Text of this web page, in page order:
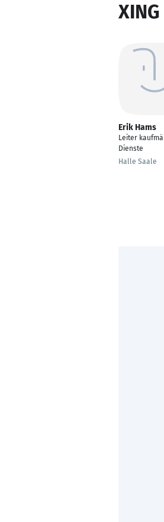
Erik Hams
Leiter
Dienste
Halle Saale